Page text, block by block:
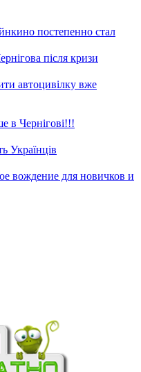
постепенно стал
після кризи
автоцивілку вже
в Чернігові!!!
Українців
вождение для новичков и